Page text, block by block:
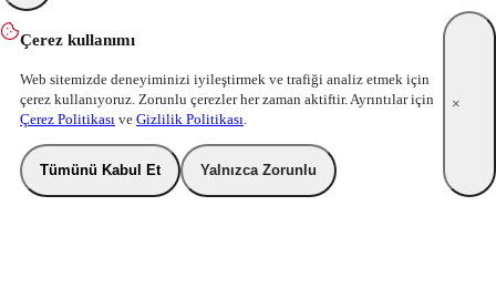
Çerez kullanımı
Web sitemizde deneyiminizi iyileştirmek ve trafiği analiz etmek için
çerez kullanıyoruz. Zorunlu çerezler her zaman aktiftir. Ayrıntılar için
Çerez Politikası ve Gizlilik Politikası
Tümünü Kabul Et Yalnızca Zorunlu
×